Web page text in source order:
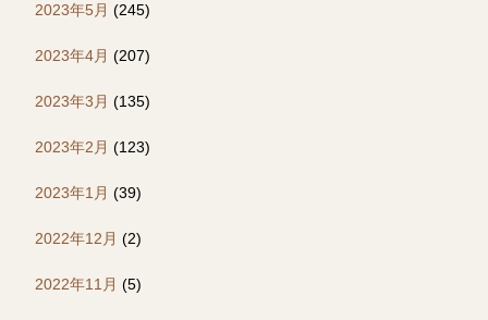
2023年5月 (245)
2023年4月 (207)
2023年3月 (135)
2023年2月 (123)
2023年1月 (39)
2022年12月 (2)
2022年11月 (5)